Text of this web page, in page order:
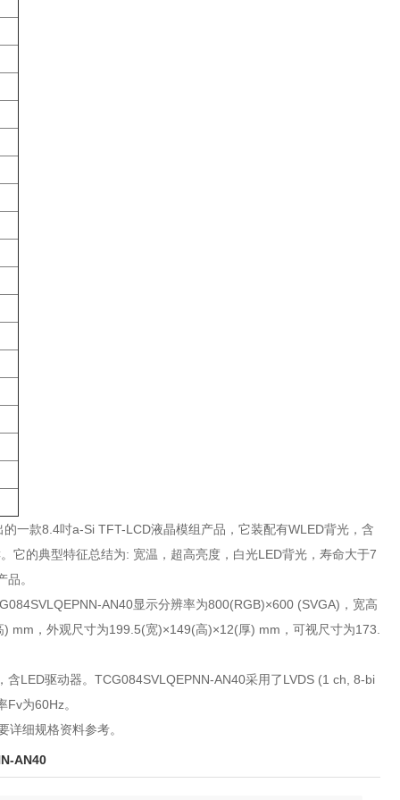
一款8.4吋a-Si TFT-LCD液晶模组产品，它装配有WLED背光，含
它的典型特征总结为: 宽温，超高亮度，白光LED背光，寿命大于7
。
AN40显示分辨率为800(RGB)×600 (SVGA)，宽高
mm，外观尺寸为199.5(宽)×149(高)×12(厚) mm，可视尺寸为173.
LED驱动器。TCG084SVLQEPNN-AN40采用了LVDS (1 ch, 8-bi
为60Hz。
细规格资料参考。
AN40